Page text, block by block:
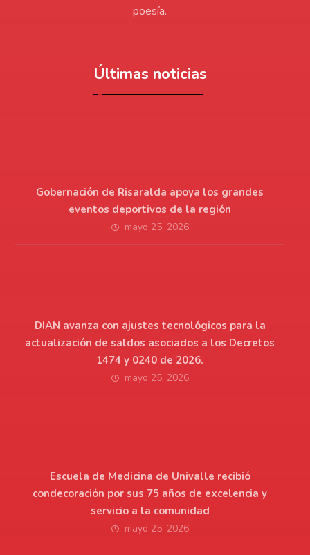
poesía.
Últimas noticias
Gobernación de Risaralda apoya los grandes
eventos deportivos de la región
mayo 25, 2026
DIAN avanza con ajustes tecnológicos para la
actualización de saldos asociados a los Decretos
1474 y 0240 de 2026.
mayo 25, 2026
Escuela de Medicina de Univalle recibió
condecoración por sus 75 años de excelencia y
servicio a la comunidad
mayo 25, 2026